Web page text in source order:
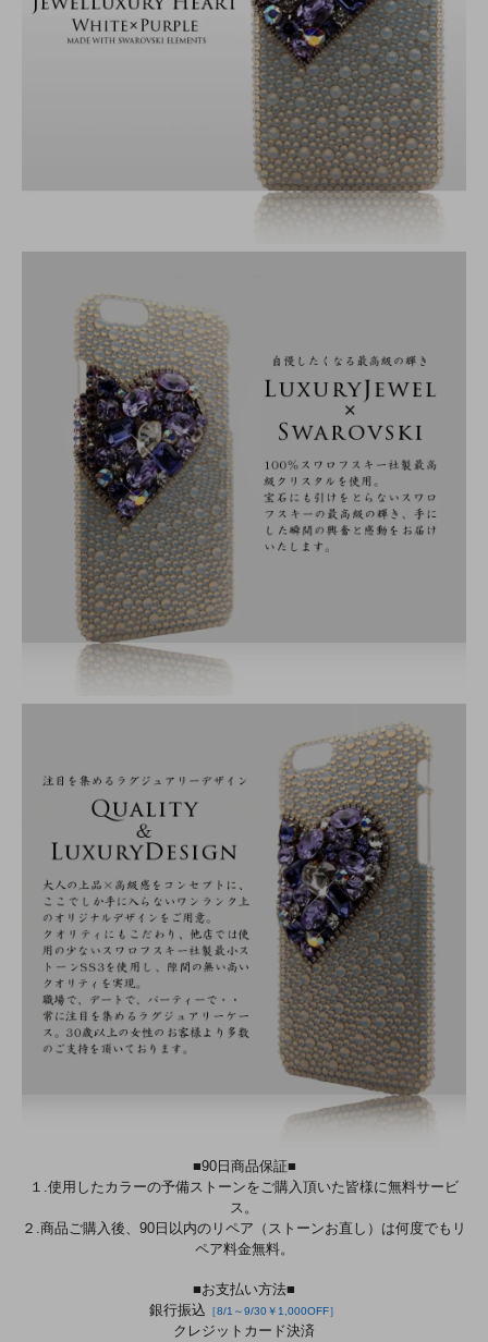
■90日商品保証■
１.使用したカラーの予備ストーンをご購入頂いた皆様に無料サービ
ス。
２.商品ご購入後、90日以内のリペア（ストーンお直し）は何度でもリ
ペア料金無料。
■お支払い方法■
銀行振込 ［8/1～9/30￥1,000OFF］
クレジットカード決済